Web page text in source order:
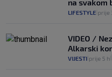
na svakom
LIFESTYLE prije
VIDEO /
Alkarski
VIJESTI prije 5 h